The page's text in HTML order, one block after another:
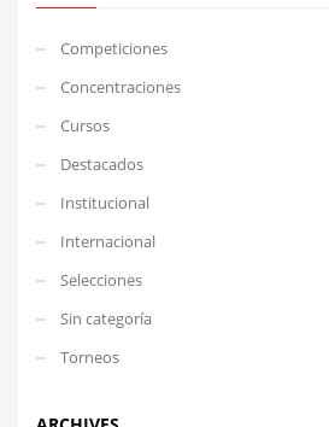
Competiciones
Concentraciones
Cursos
Destacados
Institucional
Internacional
Selecciones
Sin categoría
Torneos